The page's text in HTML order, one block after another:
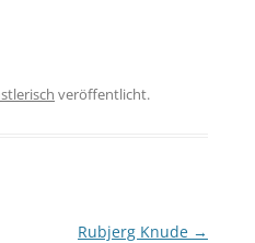
veröffentlicht.
Rubjerg Knude →